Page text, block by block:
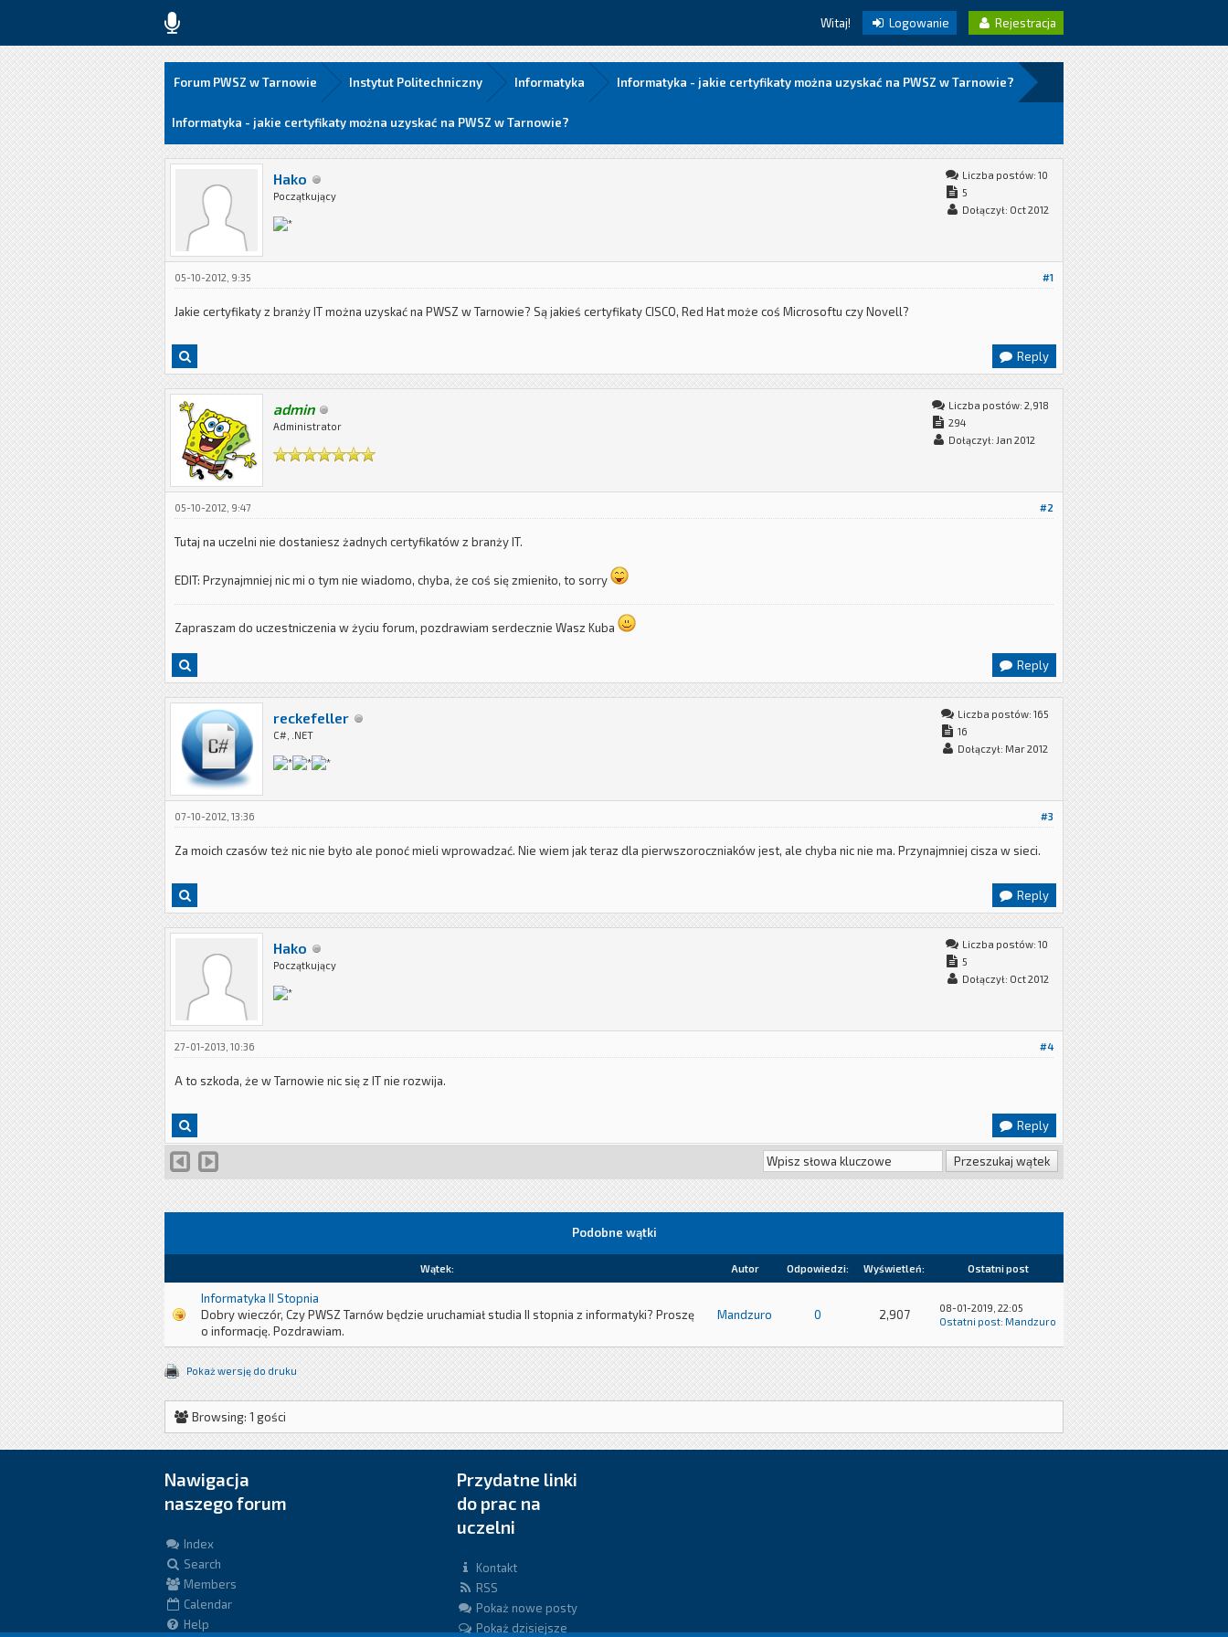
Witaj! Logowanie Rejestracja
Forum PWSZ w Tarnowie Instytut Politechniczny Informatyka Informatyka - jakie certyfikaty można uzyskać na PWSZ w Tarnowie?
Informatyka - jakie certyfikaty można uzyskać na PWSZ w Tarnowie?
Hako
Początkujący
Liczba postów: 10
5
Dołączył: Oct 2012
#1
05-10-2012, 9:35
Jakie certyfikaty z branży IT można uzyskać na PWSZ w Tarnowie? Są jakieś certyfikaty CISCO, Red Hat może coś Microsoftu czy Novell?
Reply
admin
Administrator
Liczba postów: 2,918
294
Dołączył: Jan 2012
#2
05-10-2012, 9:47
Tutaj na uczelni nie dostaniesz żadnych certyfikatów z branży IT.
EDIT: Przynajmniej nic mi o tym nie wiadomo, chyba, że coś się zmieniło, to sorry
Zapraszam do uczestniczenia w życiu forum, pozdrawiam serdecznie Wasz Kuba
Reply
reckefeller
C#, .NET
Liczba postów: 165
16
Dołączył: Mar 2012
#3
07-10-2012, 13:36
Za moich czasów też nic nie było ale ponoć mieli wprowadzać. Nie wiem jak teraz dla pierwszoroczniaków jest, ale chyba nic nie ma. Przynajmniej cisza w sieci.
Reply
Hako
Początkujący
Liczba postów: 10
5
Dołączył: Oct 2012
#4
27-01-2013, 10:36
A to szkoda, że w Tarnowie nic się z IT nie rozwija.
Reply
Podobne wątki
Wątek: Autor Odpowiedzi: Wyświetleń: Ostatni post
Informatyka II Stopnia
Dobry wieczór, Czy PWSZ Tarnów będzie uruchamiał studia II stopnia z informatyki? Proszę
o informację. Pozdrawiam.
Mandzuro 0 2,907
08-01-2019, 22:05
Ostatni post: Mandzuro
Pokaż wersję do druku
Browsing: 1 gości
Nawigacja
naszego forum
Index
Search
Members
Calendar
Help
Przydatne linki
do prac na
uczelni
Kontakt
RSS
Pokaż nowe posty
Pokaż dzisiejsze